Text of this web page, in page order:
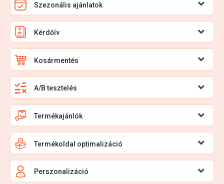
Szezonális ajánlatok
Kérdőív
Kosármentés
A/B tesztelés
Termékajánlók
Termékoldal optimalizáció
Perszonalizáció